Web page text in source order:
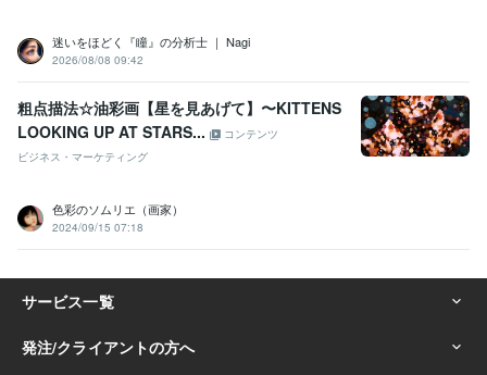
迷いをほどく『瞳』の分析士 ｜ Nagi
2026/08/08 09:42
粗点描法☆油彩画【星を見あげて】〜KITTENS
LOOKING UP AT STARS...
コンテンツ
ビジネス・マーケティング
色彩のソムリエ（画家）
2024/09/15 07:18